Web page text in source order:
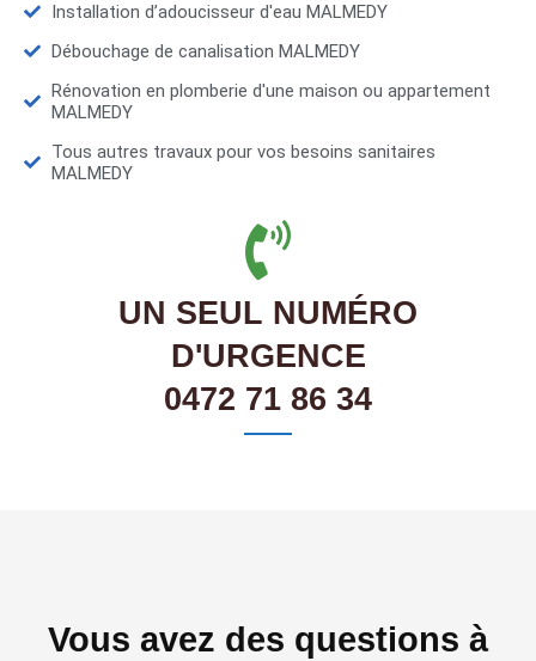
Installation d’adoucisseur d'eau MALMEDY
Débouchage de canalisation MALMEDY
Rénovation en plomberie d'une maison ou appartement
MALMEDY
Tous autres travaux pour vos besoins sanitaires
MALMEDY
UN SEUL NUMÉRO
D'URGENCE
0472 71 86 34
Vous avez des questions à